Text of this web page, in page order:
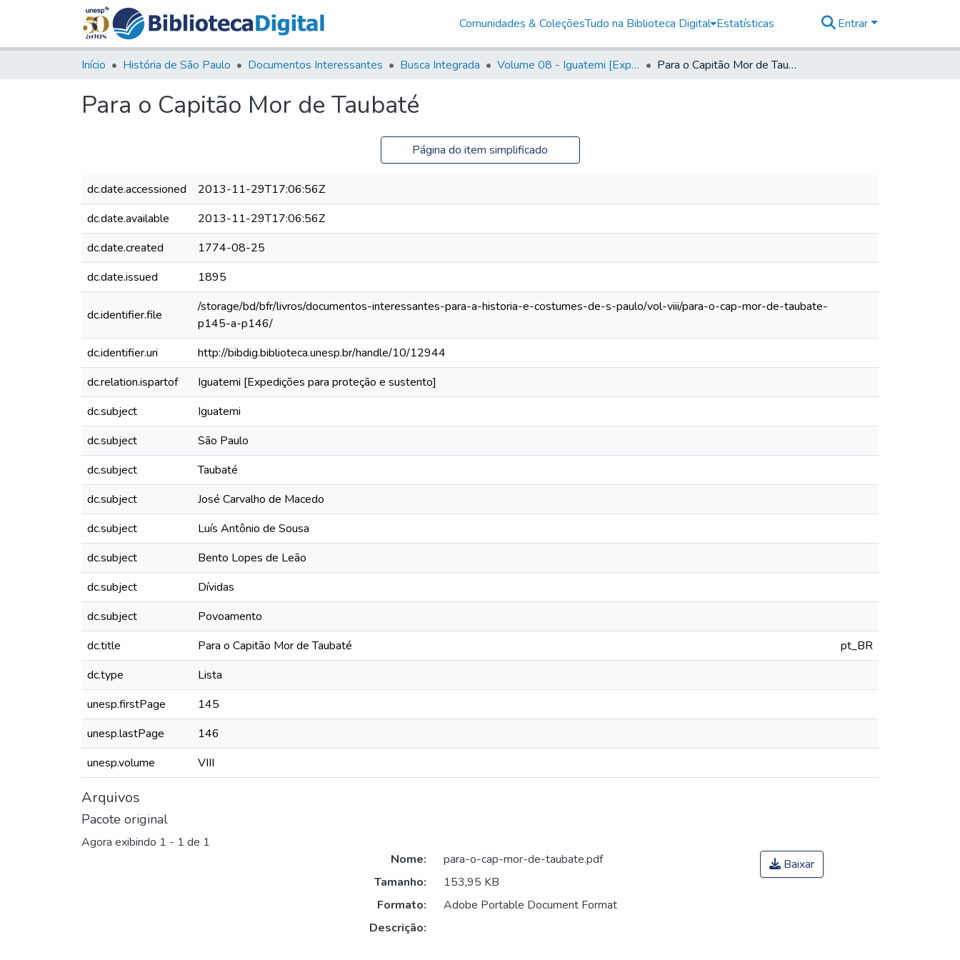
Comunidades & ColeçõesTudo na Biblioteca Digital Estatísticas Entrar
Início História de São Paulo Documentos Interessantes Busca Integrada Volume 08 - Iguatemi [Expedições para proteção e sustento] Para o Capitão Mor de Taubaté
Para o Capitão Mor de Taubaté
Página do item simplificado
dc.date.accessioned
2013-11-29T17:06:56Z
dc.date.available
2013-11-29T17:06:56Z
dc.date.created
1774-08-25
dc.date.issued
1895
dc.identifier.file
/storage/bd/bfr/livros/documentos-interessantes-para-a-historia-e-costumes-de-s-paulo/vol-viii/para-o-cap-mor-de-taubate-
p145-a-p146/
dc.identifier.uri
http://bibdig.biblioteca.unesp.br/handle/10/12944
dc.relation.ispartof
Iguatemi [Expedições para proteção e sustento]
dc.subject
Iguatemi
dc.subject
São Paulo
dc.subject
Taubaté
dc.subject
José Carvalho de Macedo
dc.subject
Luís Antônio de Sousa
dc.subject
Bento Lopes de Leão
dc.subject
Dívidas
dc.subject
Povoamento
dc.title
Para o Capitão Mor de Taubaté
pt_BR
dc.type
Lista
unesp.firstPage
145
unesp.lastPage
146
unesp.volume
VIII
Arquivos
Pacote original
Agora exibindo 1 - 1 de 1
Nome:
para-o-cap-mor-de-taubate.pdf
Tamanho:
153,95 KB
Formato:
Adobe Portable Document Format
Descrição:
Baixar